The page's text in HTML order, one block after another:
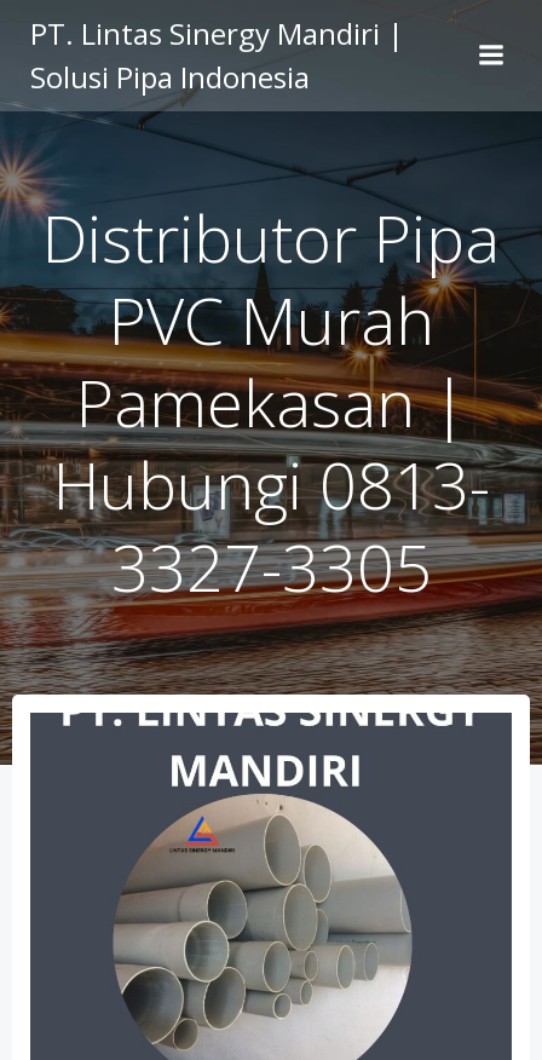
to
content
PT. Lintas Sinergy Mandiri |
Solusi Pipa Indonesia
Distributor Pipa
PVC Murah
Pamekasan |
Hubungi 0813-
3327-3305